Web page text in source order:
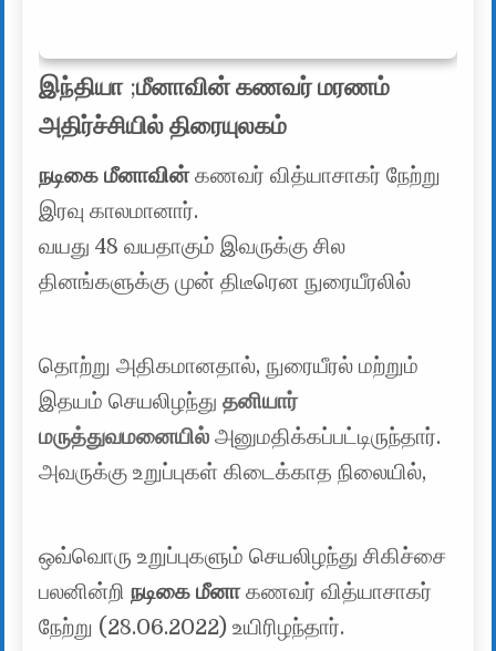
இந்தியா;மீனாவின் கணவர் மரணம்
அதிர்ச்சியில் திரையுலகம்
நடிகை மீனாவின்கணவர் வித்யாசாகர் நேற்று
இரவு காலமானார்.
வயது 48 வயதாகும் இவருக்கு சில
தினங்களுக்கு முன் திடீரென நுரையீரலில்
தொற்று அதிகமானதால், நுரையீரல் மற்றும்
இதயம் செயலிழந்துதனியார்
மருத்துவமனையில் அனுமதிக்கப்பட்டிருந்தார்.
அவருக்கு உறுப்புகள் கிடைக்காத நிலையில்,
ஒவ்வொரு உறுப்புகளும் செயலிழந்து சிகிச்சை
பலனின்றிநடிகை மீனாகணவர் வித்யாசாகர்
நேற்று (28.06.2022) உயிரிழந்தார்.